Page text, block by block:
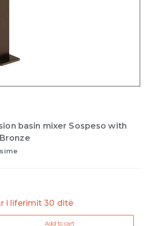
basin mixer Sospeso with
i liferimit 30 ditë
Add to cart